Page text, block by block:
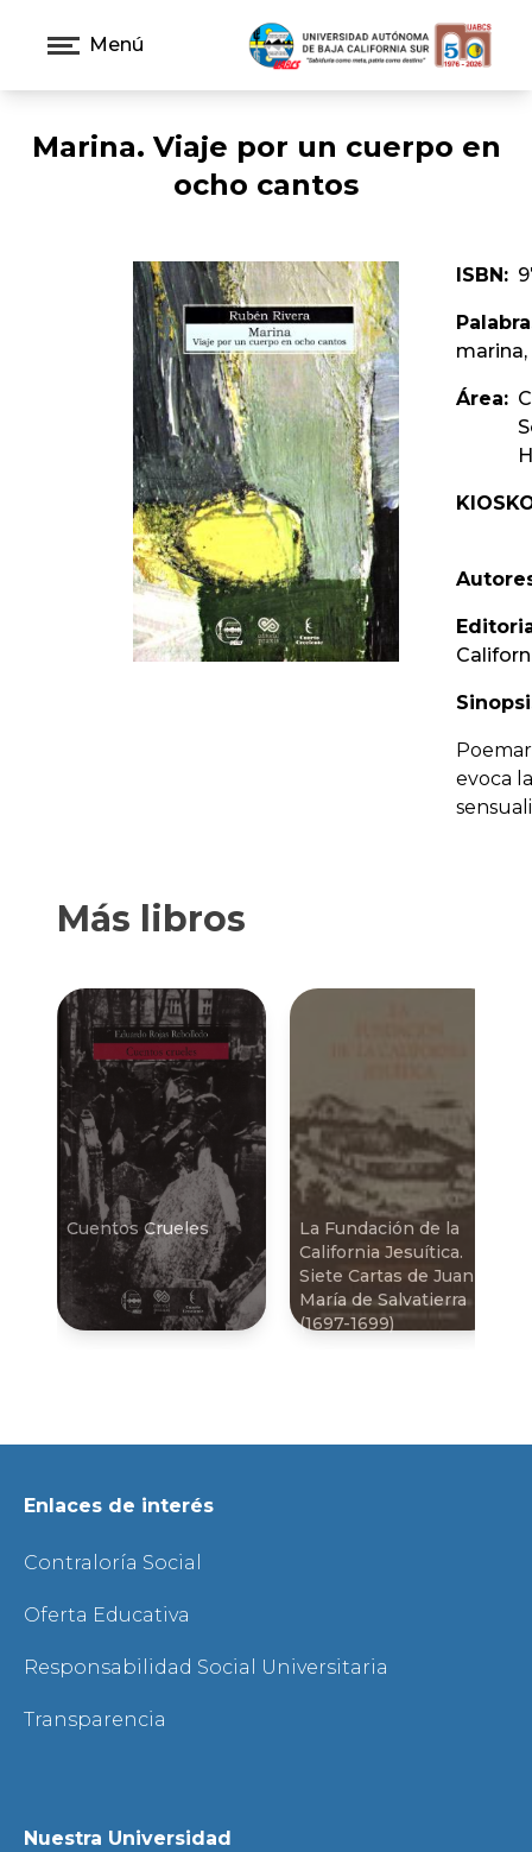
Menú
Marina. Viaje por un cuerpo en
ocho cantos
ISBN:
Área:
evoca
Más libros
Cuentos Crueles
La Fundación de la
California Jesuí­tica.
Siete Cartas de Juan
Marí­a de Salvatierra
(1697-1699)
Enlaces de interés
Contraloría Social
Oferta Educativa
Responsabilidad Social Universitaria
Transparencia
Nuestra Universidad